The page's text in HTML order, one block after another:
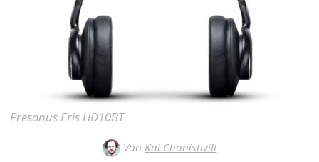
Presonus Eris HD10BT
Von Kai Chonishvili